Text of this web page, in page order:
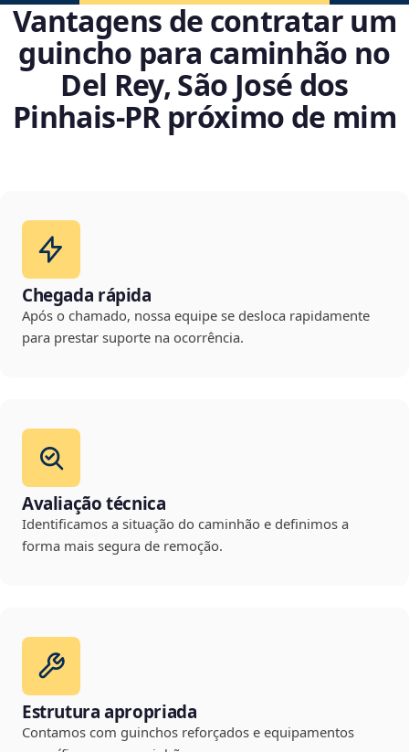
Vantagens de contratar um
guincho para caminhão no
Del Rey, São José dos
Pinhais‑PR próximo de mim
Chegada rápida
Após o chamado, nossa equipe se desloca rapidamente
para prestar suporte na ocorrência.
Avaliação técnica
Identificamos a situação do caminhão e definimos a
forma mais segura de remoção.
Estrutura apropriada
Contamos com guinchos reforçados e equipamentos